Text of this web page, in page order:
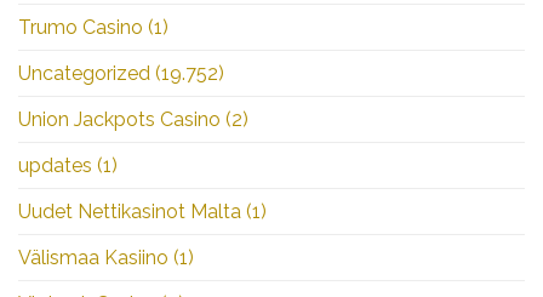
Trumo Casino (1)
Uncategorized (19.752)
Union Jackpots Casino (2)
updates (1)
Uudet Nettikasinot Malta (1)
Välismaa Kasiino (1)